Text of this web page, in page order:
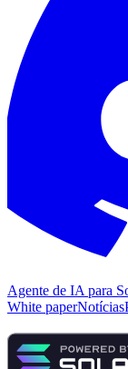
Agente de IA para
White paperNotícias